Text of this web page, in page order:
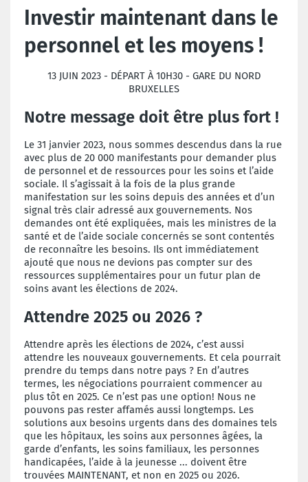
Investir maintenant dans le
personnel et les moyens !
13 JUIN 2023 - DÉPART À 10H30 - GARE DU NORD
BRUXELLES
Notre message doit être plus fort !
Le 31 janvier 2023, nous sommes descendus dans la rue
avec plus de 20 000 manifestants pour demander plus
de personnel et de ressources pour les soins et l’aide
sociale. Il s’agissait à la fois de la plus grande
manifestation sur les soins depuis des années et d’un
signal très clair adressé aux gouvernements. Nos
demandes ont été expliquées, mais les ministres de la
santé et de l’aide sociale concernés se sont contentés
de reconnaître les besoins. Ils ont immédiatement
ajouté que nous ne devions pas compter sur des
ressources supplémentaires pour un futur plan de
soins avant les élections de 2024.
Attendre 2025 ou 2026 ?
Attendre après les élections de 2024, c’est aussi
attendre les nouveaux gouvernements. Et cela pourrait
prendre du temps dans notre pays ? En d’autres
termes, les négociations pourraient commencer au
plus tôt en 2025. Ce n’est pas une option! Nous ne
pouvons pas rester affamés aussi longtemps. Les
solutions aux besoins urgents dans des domaines tels
que les hôpitaux, les soins aux personnes âgées, la
garde d’enfants, les soins familiaux, les personnes
handicapées, l’aide à la jeunesse ... doivent être
trouvées MAINTENANT, et non en 2025 ou 2026.